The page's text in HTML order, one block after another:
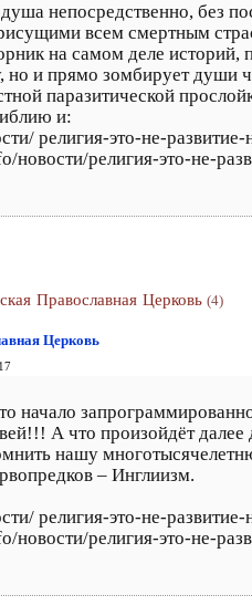
непосредственно, без
всем смертным
на самом деле историй,
но и прямо зомбирует души
паразитической
и:
религия-это-не-
новости/религия-это-не-
Православная Церковь (4)
Церковь
начало
А что произойдёт
нашу
– Инглиизм.
религия-это-не-
новости/религия-это-не-